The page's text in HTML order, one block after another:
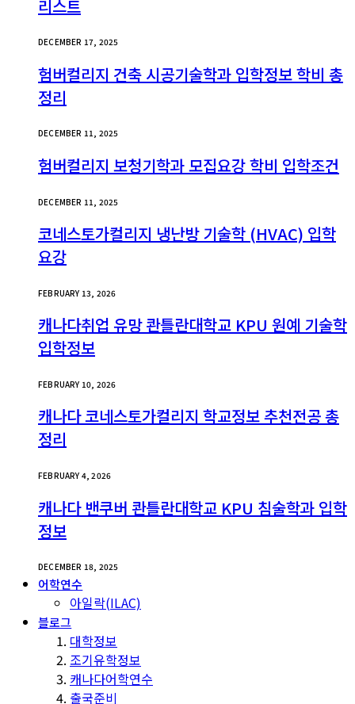
리스트
DECEMBER 17, 2025
험버컬리지 건축 시공기술학과 입학정보 학비 총
정리
DECEMBER 11, 2025
험버컬리지 보청기학과 모집요강 학비 입학조건
DECEMBER 11, 2025
코네스토가컬리지 냉난방 기술학 (HVAC) 입학
요강
FEBRUARY 13, 2026
캐나다취업 유망 콴틀란대학교 KPU 원예 기술학
입학정보
FEBRUARY 10, 2026
캐나다 코네스토가컬리지 학교정보 추천전공 총
정리
FEBRUARY 4, 2026
캐나다 밴쿠버 콴틀란대학교 KPU 침술학과 입학
정보
DECEMBER 18, 2025
어학연수
아일락(ILAC)
블로그
대학정보
조기유학정보
캐나다어학연수
출국준비